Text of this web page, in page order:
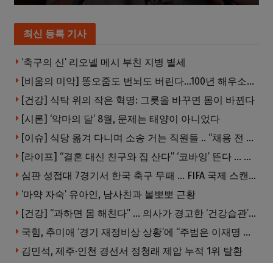
최신 등록 기사
‘축구의 신’ 리오넬 메시 부친 지병 별세
[비움의 미악] 똥오줌도 번뇌도 버린다…100년 해우소의 철학
[건강] 식탁 위의 작은 혁명: 그릇을 바꾸면 몸이 바뀐다
[시론] ‘악마의 달’ 8월, 문제는 태양이 아니었다
[이슈] 식당 옮겨 다니며 소송 거는 직원들 .. “채용 전 반드시 확인해야”
[라이프] “결혼 대신 친구와 집 산다” ‘코바잉’ 뜬다 … 내 집 마련 공식 바뀌었다
심판 성접대 7경기서 한국 축구 무패 … FIFA 국제 스캔들 번지나
‘마약 자숙’ 유아인, 남사친과 볼뽀뽀 근황
[건강] “과하면 몸 해친다” … 의사가 경고한 ‘건강습관’ 5가지
국힘, 추미애 ‘경기 재정비상 상황’에 “주범은 이재명 전 지사”
김민석, 제주·인천 경선서 정청래 제압 누적 1위 탈환